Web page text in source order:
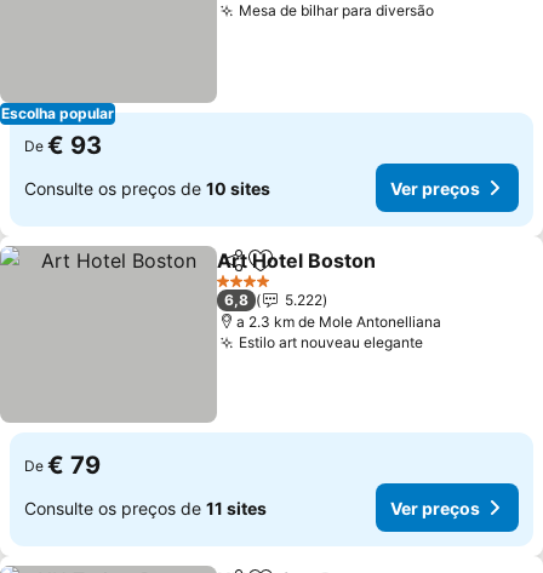
Escolha popular
Mesa de bilhar para diversãoVer preços
De € 93
Consulte os preços de 10 sites Ver preços
PartilharAdicionar aos favoritos
Art Hotel Boston
4 Estrelas
6,8
5.222
a 2.3 km de Mole Antonelliana
Estilo art nouveau eleganteVer preços
De € 79
Consulte os preços de 11 sites Ver preços